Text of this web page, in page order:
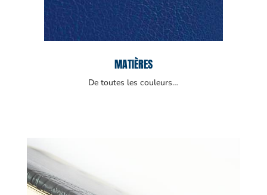
MATIÈRES
De toutes les couleurs…